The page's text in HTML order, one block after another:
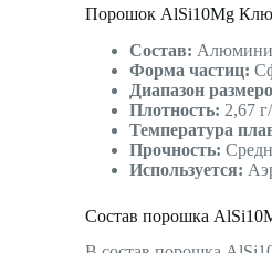
Порошок AlSi10Mg
Состав:
Форма частиц:
Диапазон
Плотность: 2,67
Температура
Прочность:
Используется:
Состав порошка